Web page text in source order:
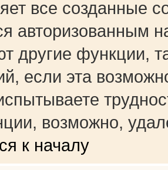
все созданные
авторизованным
другие функции,
если эта
возможно,
к началу